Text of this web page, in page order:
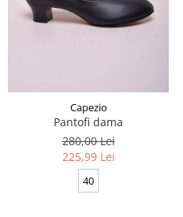
Capezio
Pantofi dama
280,00 Lei
225,99 Lei
40